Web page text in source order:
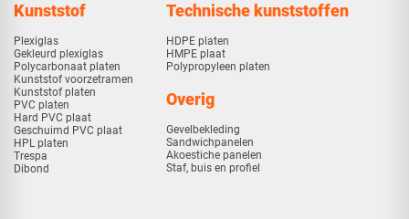
Kunststof
Plexiglas
Gekleurd plexiglas
Polycarbonaat platen
Kunststof voorzetramen
Kunststof platen
PVC platen
Hard PVC plaat
Geschuimd PVC plaat
HPL platen
Trespa
Dibond
Technische kunststoffen
HDPE platen
HMPE plaat
Polypropyleen platen
Overig
Gevelbekleding
Sandwichpanelen
Akoestiche panelen
Staf, buis en profiel